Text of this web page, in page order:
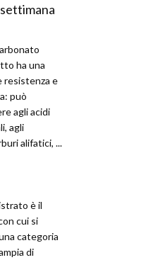
ha una
resistenza e
può
agli acidi
agli
alifatici, ...
è il
cui si
categoria
di